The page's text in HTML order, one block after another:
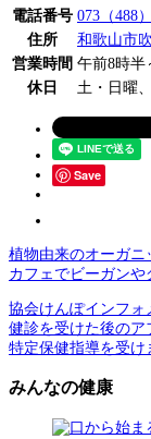
電話番号 073（488
住所
和歌山市
営業時間 午前8時半
休日
土・日曜
Save
植物由来のオーガ
カフェでビーガンや
協会けんぽインフォ
健診を受けた後のア
特定保健指導を受け
みんなの健康